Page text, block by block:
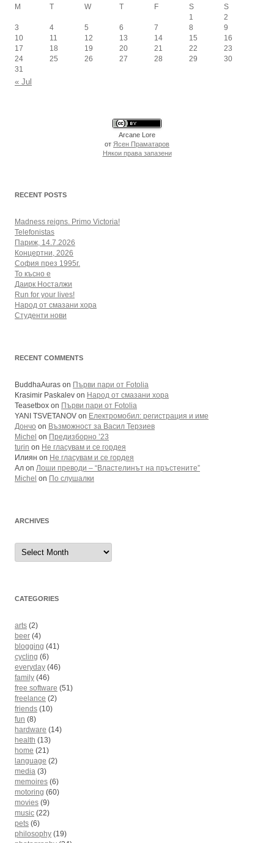
M T W T F S
S
1
2
3
4 5 6 7 8
9
10
11 12 13 14 15
16
17
18 19 20 21 22
23
24
25 26 27 28 29
30
31
« Jul
Arcane Lore
от Ясен Праматаров
Някои права запазени
RECENT POSTS
Madness reigns. Primo Victoria!
Telefonistas
Париж, 14.7.2026
Концертни, 2026
София през 1995г.
То късно е
Даирк Носталжи
Run for your lives!
Народ от смазани хора
Студенти нови
RECENT COMMENTS
BuddhaAuras on Първи пари от Fotolia
Krasimir Paskalev on Народ от смазани хора
Teasetbox on Първи пари от Fotolia
YANI TSVETANOV on Електромобил: регистрация и име
Дончо on Възможност за Васил Терзиев
Michel on Предизборно ’23
turin on Не гласувам и се гордея
Илиян on Не гласувам и се гордея
Ал on Лоши преводи – “Властелинът на пръстените”
Michel on По слушалки
ARCHIVES
Archives
CATEGORIES
arts (2)
beer (4)
blogging (41)
cycling (6)
everyday (46)
family (46)
free software (51)
freelance (2)
friends (10)
fun (8)
hardware (14)
health (13)
home (21)
language (2)
media (3)
memoires (6)
motoring (60)
movies (9)
music (22)
pets (6)
philosophy (19)